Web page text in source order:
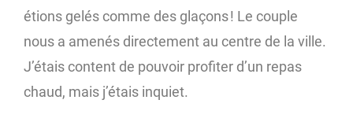
étions gelés comme des glaçons ! Le couple
nous a amenés directement au centre de la ville.
J’étais content de pouvoir profiter d’un repas
chaud, mais j’étais inquiet.